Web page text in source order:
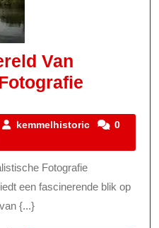
Van
Van
10
kemmelhistoric
0
een fascinerende blik op
{...}